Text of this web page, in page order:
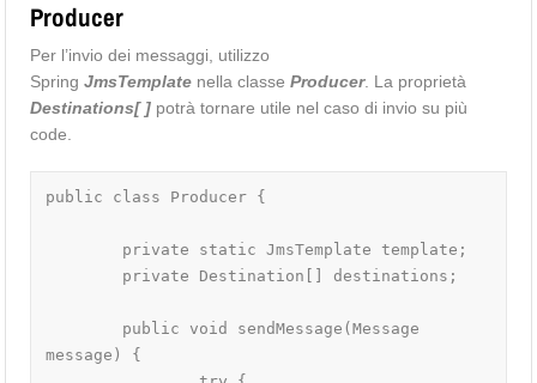
Producer
Per l’invio dei messaggi, utilizzo
SpringJmsTemplate nella classeProducer. La proprietà
Destinations[ ] potrà tornare utile nel caso di invio su più
code.
public class Producer {
message) {